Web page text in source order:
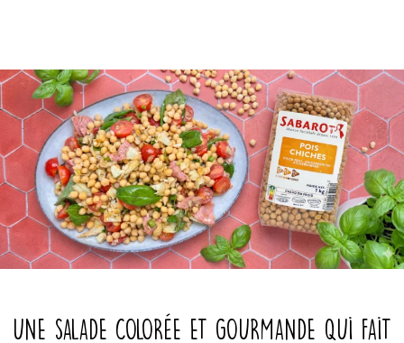
Une salade colorée et gourmande qui fait